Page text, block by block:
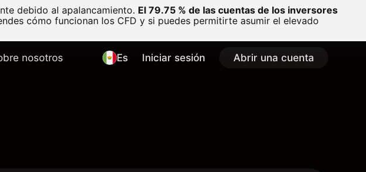
debido al apalancamiento. El 79.75 % de las cuentas de los inversores
cómo funcionan los CFD y si puedes permitirte asumir el elevado
nosotros Es Iniciar sesión Abrir una cuenta